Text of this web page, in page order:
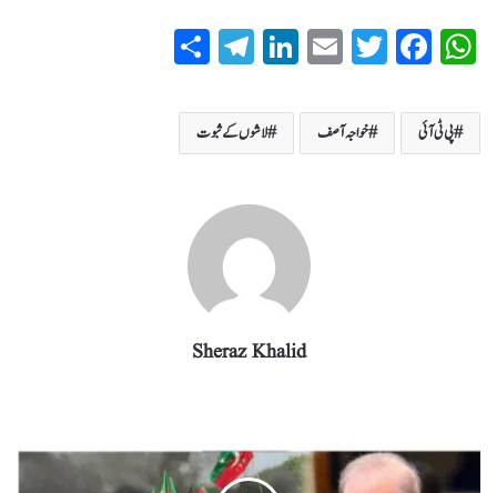
W
ha
ts
A
Fa
ce
bo
ok
T
wi
tte
r
E
m
ail
Li
nk
ed
In
T
el
eg
ra پی ٹی آئی خواجہ آصف لاشوں کے ثبوت
Sheraz Khalid